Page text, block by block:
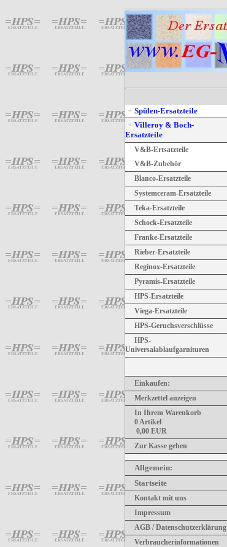
Spülen-Ersatzteile
Villeroy & Boch-
Ersatzteile
V&B-Ertsatzteile
V&B-Zubehör
Blanco-Ersatzteile
Systemceram-Ersatzteile
Teka-Ersatzteile
Schock-Ersatzteile
Franke-Ersatzteile
Rieber-Ersatzteile
Reginox-Ersatzteile
Pyramis-Ersatzteile
HPS-Ersatzteile
Viega-Ersatzteile
HPS-Geruchsverschlüsse
HPS-
Universalablaufgarnituren
Einkaufen:
Merkzettel anzeigen
In Ihrem Warenkorb
0Artikel
0,00 EUR
Zur Kasse gehen
Allgemein:
Startseite
Kontakt mit uns
Impressum
AGB / Datenschutzerklärung
Verbraucherinformationen